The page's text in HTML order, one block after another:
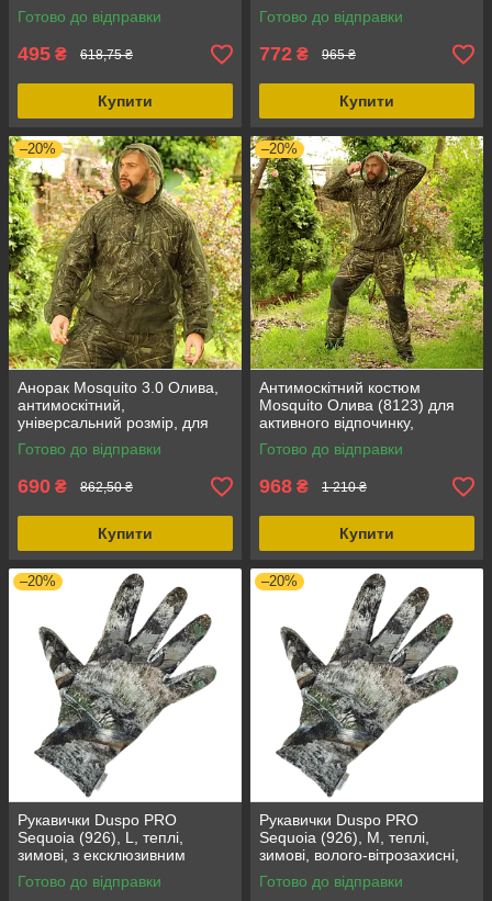
охорони та активного
відпочинку
Готово до відправки
495 ₴ 618,75 ₴
Купити
вологостійкі, зберігають
тепло рук
Готово до відправки
772 ₴ 965 ₴
Купити
–20%
Анорак Mosquito 3.0 Олива,
антимоскітний,
універсальний розмір, для
активного відпочинку, 100%
поліестер
Готово до відправки
690 ₴ 862,50 ₴
Купити
–20%
Антимоскітний костюм
Mosquito Олива (8123) для
активного відпочинку,
риболовлі, полювання та
туризму, універсальний
Готово до відправки
968 ₴ 1 210 ₴
Купити
–20%
Рукавички Duspo PRO
Sequoia (926), L, теплі,
зимові, з ексклюзивним
мисливським
пофарбуванням, волого-
Готово до відправки
–20%
Рукавички Duspo PRO
Sequoia (926), M, теплі,
зимові, волого-вітрозахисні,
гіпоалергенні, зносостійкі
Готово до відправки